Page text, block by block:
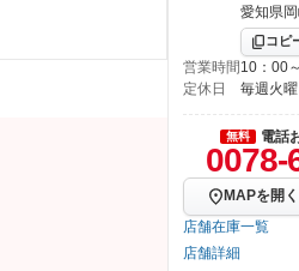
愛知県
コピ
営業時間10：00
定休日
毎週火
無料 電話
0078-
MAPを開く
店舗在庫一覧
店舗詳細